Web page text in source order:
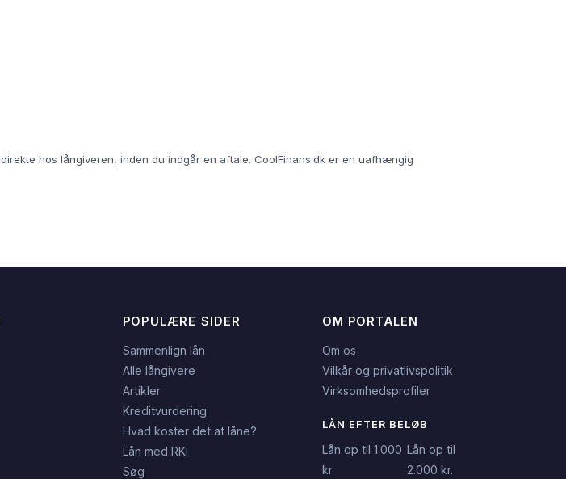
hos långiveren, inden du indgår en aftale. CoolFinans.dk er en uafhængig
POPULÆRE SIDER
Sammenlign lån
Alle långivere
Artikler
Kreditvurdering
Hvad koster det at låne?
Lån med RKI
Søg
OM PORTALEN
Om os
Vilkår og privatlivspolitik
Virksomhedsprofiler
LÅN EFTER BELØB
Lån op til 1.000
kr.
Lån op til
2.000 kr.